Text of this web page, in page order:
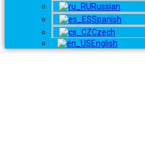
Russian
Spanish
Czech
English